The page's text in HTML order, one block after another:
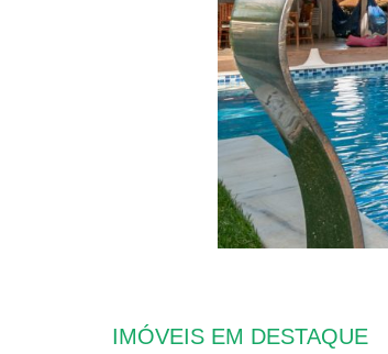
IMÓVEIS EM DESTAQUE